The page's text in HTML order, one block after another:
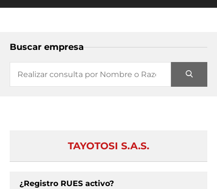
Buscar empresa
TAYOTOSI S.A.S.
¿Registro RUES activo?